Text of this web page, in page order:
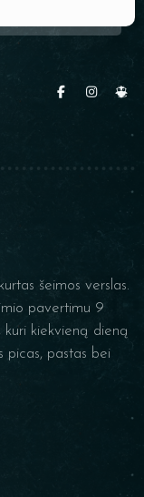
šeimos verslas.
pavertimu 9
kiekvieną dieną
picas, pastas bei